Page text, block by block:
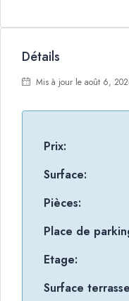
Détails
Mis à jour le août 6,
Prix:
Surface:
Pièces:
Place de
Etage:
Surface